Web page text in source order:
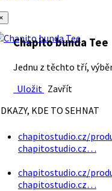
Chapito bunda Tee
Jednu z těchto tří,
Uložit Zavřít
KDE TO SEHNAT
chapitostudio.cz/
chapitostudio.cz…
chapitostudio.cz/
chapitostudio.cz…